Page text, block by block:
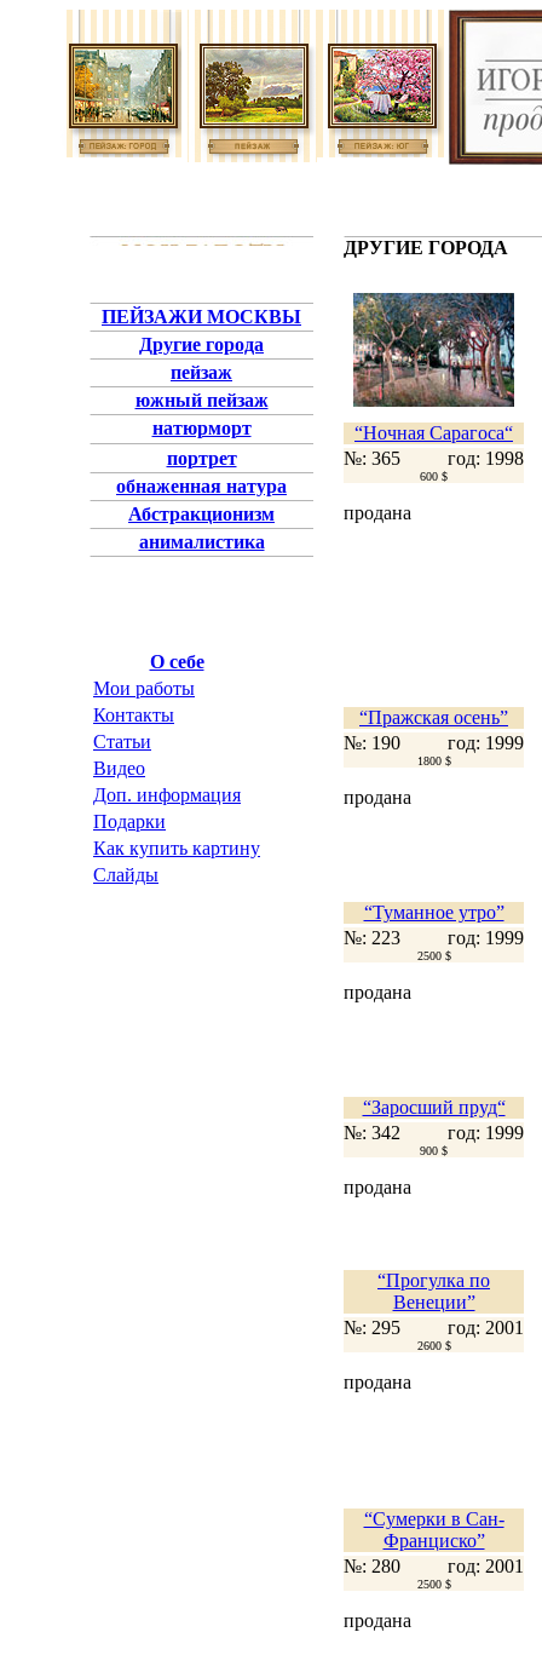
ПЕЙЗАЖИ МОСКВЫ
Другие города
пейзаж
южный пейзаж
натюрморт
портрет
обнаженная натура
Абстракционизм
анималистика
О себе
Мои работы
Контакты
Статьи
Видео
Доп. информация
Подарки
Как купить картину
Слайды
ДРУГИЕ ГОРОДА
“Ночная Сарагоса“
№: 365
год: 1998
600 $
продана
“Пражская осень”
№: 190
год: 1999
1800 $
продана
“Туманное утро”
№: 223
год: 1999
2500 $
продана
“Заросший пруд“
№: 342
год: 1999
900 $
продана
“Прогулка по
Венеции”
№: 295
год: 2001
2600 $
продана
“Сумерки в Сан-
Франциско”
№: 280
год: 2001
2500 $
продана